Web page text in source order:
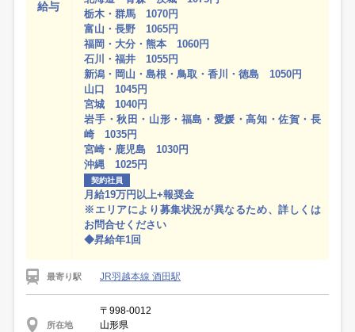
給与
栃木・群馬 1070円
富山・長野 1065円
福岡・大分・熊本 1060円
石川・福井 1055円
新潟・岡山・島根・鳥取・香川・徳島 1050円
山口 1045円
宮城 1040円
岩手・秋田・山形・福島・愛媛・高知・佐賀・長
崎 1035円
宮崎・鹿児島 1030円
沖縄 1025円
契約社員
月給19万円以上+報奨金
※エリアにより募集状況が異なるため、詳しくは
お問合せください
◆昇給年1回
最寄り駅 JR羽越本線 酒田駅
所在地
〒998-0012
山形県